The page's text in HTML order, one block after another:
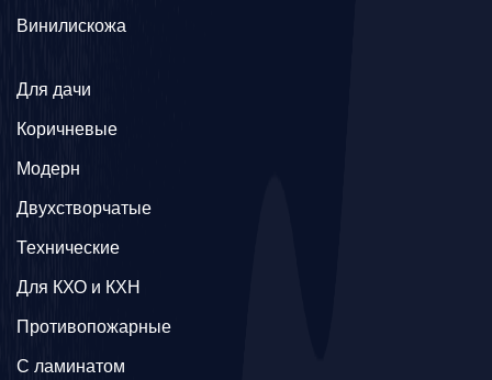
Винилискожа
Для дачи
Коричневые
Модерн
Двухстворчатые
Технические
Для КХО и КХН
Противопожарные
С ламинатом